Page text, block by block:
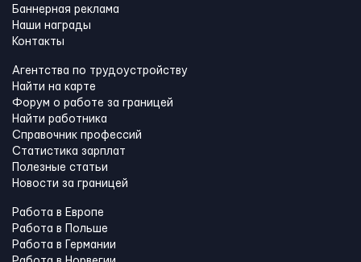
Баннерная реклама
Наши награды
Контакты
Агентства по трудоустройству
Найти на карте
Форум о работе за границей
Найти работника
Справочник профессий
Статистика зарплат
Полезные статьи
Новости за границей
Работа в Европе
Работа в Польше
Работа в Германии